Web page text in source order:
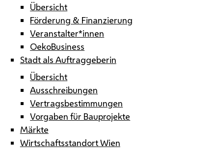
Übersicht
Förderung & Finanzierung
Veranstalter*innen
OekoBusiness
Stadt als Auftraggeberin
Übersicht
Ausschreibungen
Vertragsbestimmungen
Vorgaben für Bauprojekte
Märkte
Wirtschaftsstandort Wien